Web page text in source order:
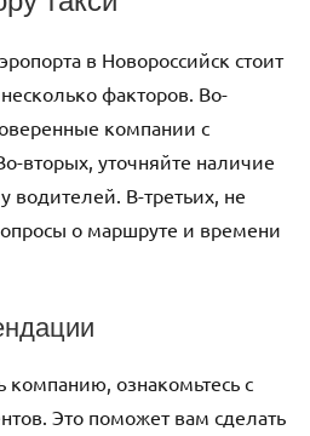
в Новороссийск стоит
факторов. Во-
компании с
вторых, уточняйте наличие
водителей. В-третьих, не
о маршруте и времени
компанию, ознакомьтесь с
Это поможет вам сделать